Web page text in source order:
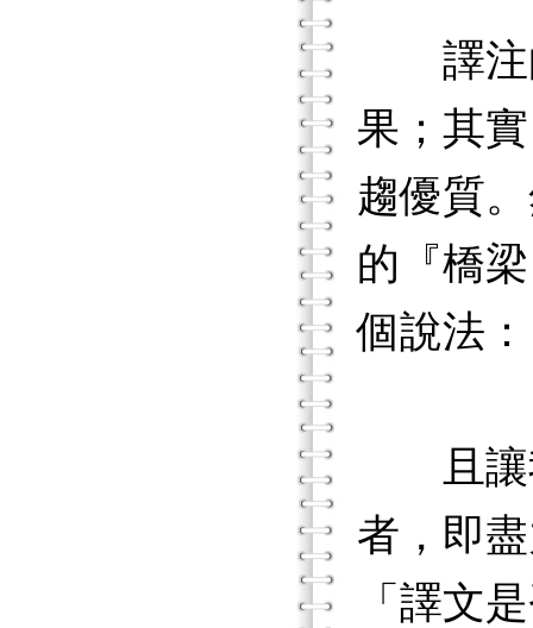
譯注的
果；其
趨優質
的『橋
個說法
且讓我
者，即
「譯文